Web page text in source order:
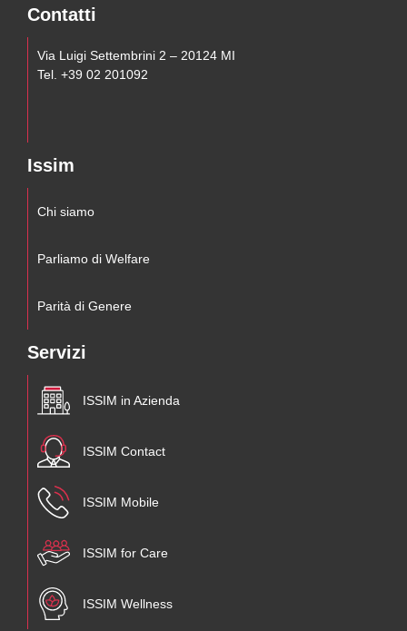
Contatti
Via Luigi Settembrini 2 – 20124 MI
Tel. +39 02 201092
Issim
Chi siamo
Parliamo di Welfare
Parità di Genere
Servizi
ISSIM in Azienda
ISSIM Contact
ISSIM Mobile
ISSIM for Care
ISSIM Wellness